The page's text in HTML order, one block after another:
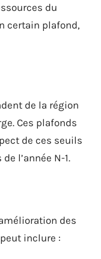
du
certain plafond,
de la région
Ces plafonds
de ces seuils
l’année N-1.
des
inclure :